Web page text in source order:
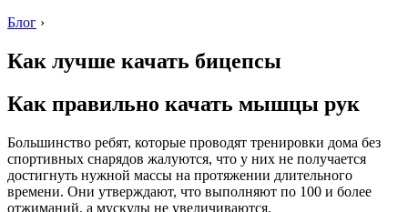
Блог ›
Как лучше качать бицепсы
Как правильно качать мышцы рук
Большинство ребят, которые проводят тренировки дома без
спортивных снарядов жалуются, что у них не получается
достигнуть нужной массы на протяжении длительного
времени. Они утверждают, что выполняют по 100 и более
отжиманий, а мускулы не увеличиваются.